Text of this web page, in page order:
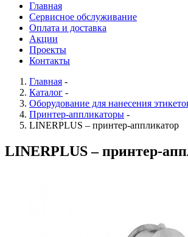
Главная
Сервисное обслуживание
Оплата и доставка
Акции
Проекты
Контакты
Главная -
Каталог -
Оборудование для нанесения
Принтер-аппликаторы -
LINERPLUS – принтер-аппликатор
LINERPLUS – принтер-